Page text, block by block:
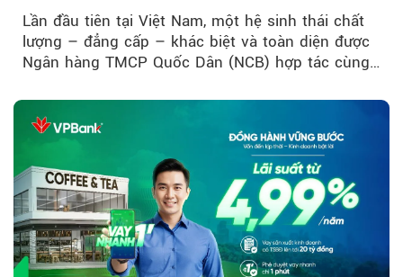
đầu Việt Nam
Lần đầu tiên tại Việt Nam, một hệ sinh thái chất
lượng – đẳng cấp – khác biệt và toàn diện được
Ngân hàng TMCP Quốc Dân (NCB) hợp tác cùng